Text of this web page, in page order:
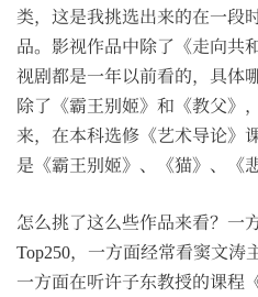
类，这是我挑选出来的在一段
品。影视作品中除了《走向共
视剧都是一年以前看的，具体
除了《霸王别姬》和《教父》
来，在本科选修《艺术导论》
是《霸王别姬》、《猫》、《
怎么挑了这么些作品来看？一
Top250，一方面经常看窦文涛
一方面在听许子东教授的课程